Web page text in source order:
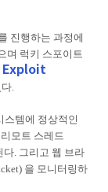
진행하는 과정에
며 럭키 스포이트
Exploit
.
스템에 정상적인
모트 스레드
다. 그리고 웹 브라
을 모니터링하